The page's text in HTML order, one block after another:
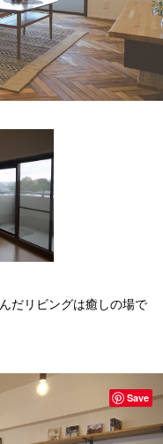
だリビングは癒しの場で
Save